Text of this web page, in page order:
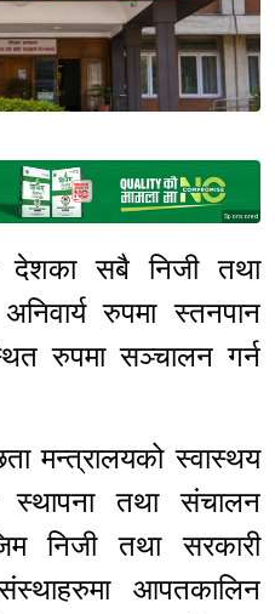
Sponsored
देशका सबै निजी तथा
रुपमा स्तनपान
रुपमा सञ्चालन गर्न
मन्त्रालयको स्वास्थय
स्थापना तथा संचालन
निजी तथा सरकारी
आपतकालिन